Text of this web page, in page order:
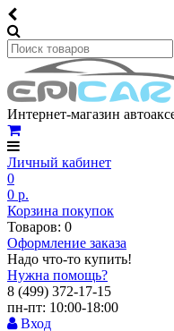
Интернет-магазин
Личный кабинет
0
0 р.
Корзина покупок
Товаров: 0
Оформление заказа
Надо что-то купить!
Нужна помощь?
8 (499) 372-17-15
пн-пт: 10:00-18:00
Вход